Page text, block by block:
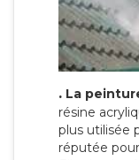
. La
résine
plus utilisée
réputée